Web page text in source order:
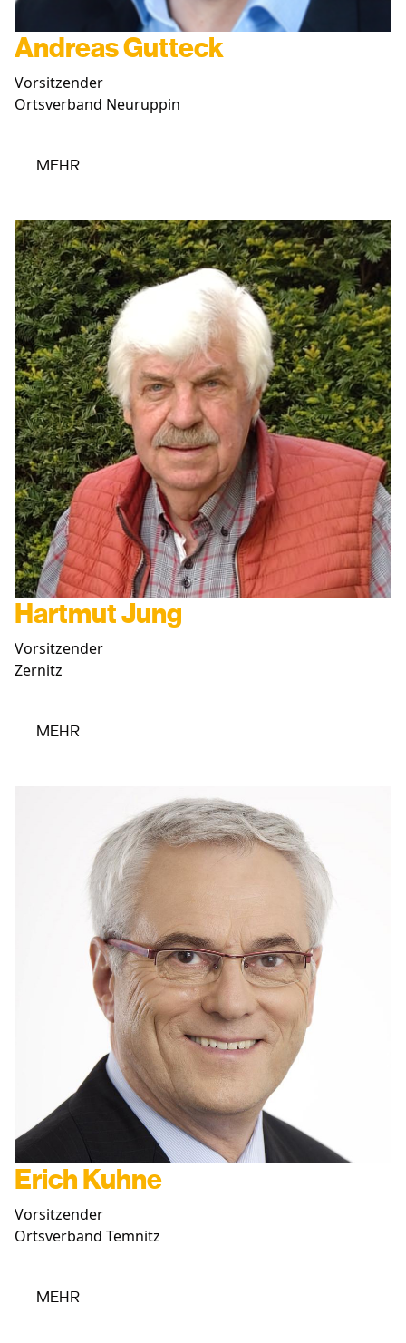
Andreas Gutteck
Vorsitzender
Ortsverband Neuruppin
MEHR
Hartmut Jung
Vorsitzender
Zernitz
MEHR
Erich Kuhne
Vorsitzender
Ortsverband Temnitz
MEHR